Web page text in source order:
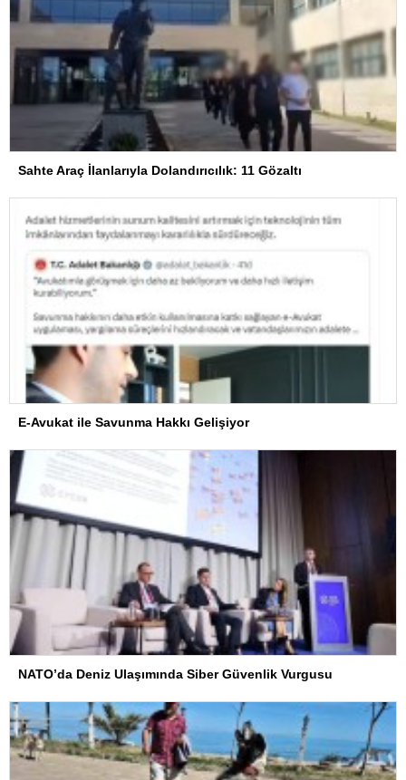
Sahte Araç İlanlarıyla Dolandırıcılık: 11 Gözaltı
E-Avukat ile Savunma Hakkı Gelişiyor
NATO’da Deniz Ulaşımında Siber Güvenlik Vurgusu